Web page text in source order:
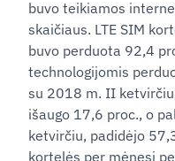
buvo teikiamos
skaičiaus. LTE SIM
buvo perduota 92,4
technologijomis
su 2018 m. II
išaugo 17,6 proc., o
ketvirčiu, padidėjo
kortelės per mėnesį